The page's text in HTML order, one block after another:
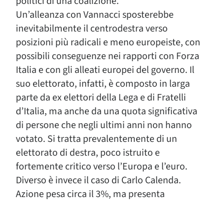
Un’alleanza con Vannacci sposterebbe
inevitabilmente il centrodestra verso
posizioni più radicali e meno europeiste, con
possibili conseguenze nei rapporti con Forza
Italia e con gli alleati europei del governo. Il
suo elettorato, infatti, è composto in larga
parte da ex elettori della Lega e di Fratelli
d’Italia, ma anche da una quota significativa
di persone che negli ultimi anni non hanno
votato. Si tratta prevalentemente di un
elettorato di destra, poco istruito e
fortemente critico verso l’Europa e l’euro.
Diverso è invece il caso di Carlo Calenda.
Azione pesa circa il 3%, ma presenta